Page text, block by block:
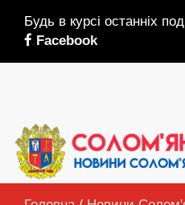
Будь в курсі останніх
Facebook